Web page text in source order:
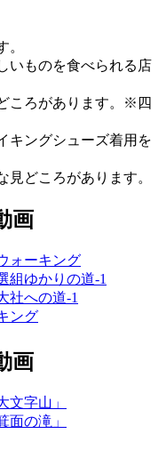
。
いものを食べられる店
ころがあります。※四
キングシューズ着用を
見どころがあります。
画
画